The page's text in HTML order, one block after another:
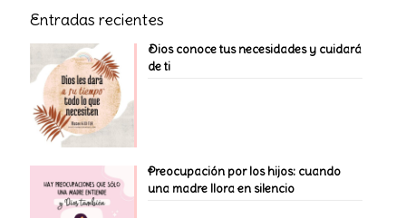
Entradas recientes
Dios conoce tus necesidades y cuidará
de ti
Preocupación por los hijos: cuando
una madre llora en silencio